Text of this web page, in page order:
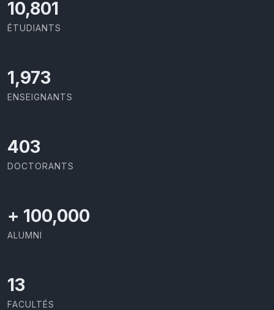
11,418
ÉTUDIANTS
2,086
ENSEIGNANTS
426
DOCTORANTS
+ 100,000
ALUMNI
13
FACULTÉS